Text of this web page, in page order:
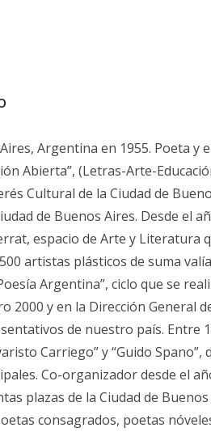
Argentina en 1955. Poeta y
Abierta”, (Letras-Arte-
Cultural de la Ciudad de
de Buenos Aires. Desde el
espacio de Arte y Literatura
artistas plásticos de suma
Argentina”, ciclo que se
2000 y en la Dirección General
de nuestro país. Entre
Carriego” y “Guido
Co-organizador desde el
plazas de la Ciudad de
consagrados, poetas